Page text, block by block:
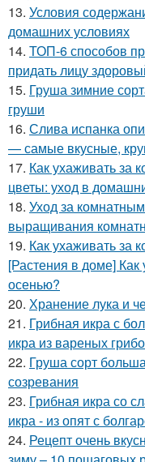
13. Условия
домашних условиях
14. ТОП-6 способов
придать лицу
15. Груша зимние
груши
16. Слива испанка
— самые вкусные,
17. Как ухаживать за
цветы: уход в
18. Уход за
выращивания
19. Как ухаживать за
[Растения в доме]
осенью?
20. Хранение лука и
21. Грибная икра с
икра из вареных
22. Груша сорт
созревания
23. Грибная икра со
икра - из опят с
24. Рецепт очень